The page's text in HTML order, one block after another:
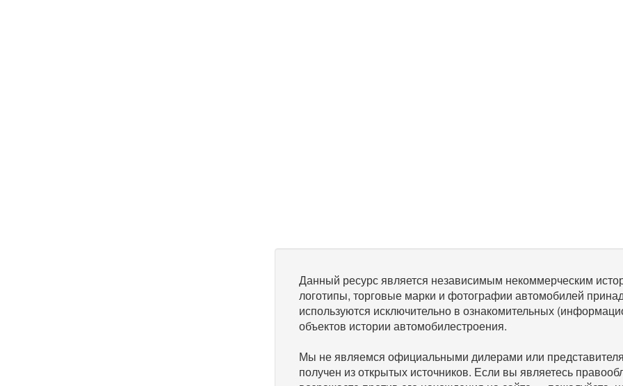
Данный ресурс является независимым некоммерческим
логотипы, торговые марки и фотографии автомобилей
используются исключительно в ознакомительных
объектов истории автомобилестроения.
Мы не являемся официальными дилерами или
получен из открытых источников. Если вы являетесь